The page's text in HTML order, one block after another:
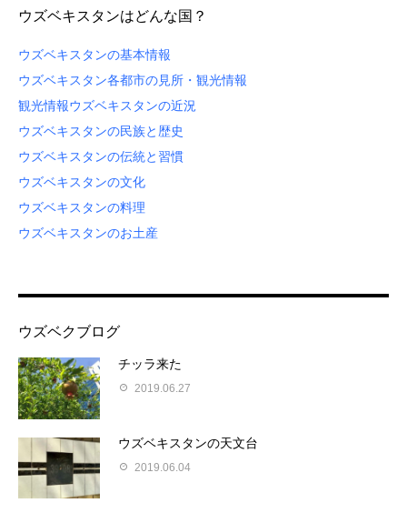
ウズベキスタンはどんな国？
ウズベキスタンの基本情報
ウズベキスタン各都市の見所・観光情報
観光情報ウズベキスタンの近況
ウズベキスタンの民族と歴史
ウズベキスタンの伝統と習慣
ウズベキスタンの文化
ウズベキスタンの料理
ウズベキスタンのお土産
ウズベクブログ
チッラ来た
2019.06.27
ウズベキスタンの天文台
2019.06.04